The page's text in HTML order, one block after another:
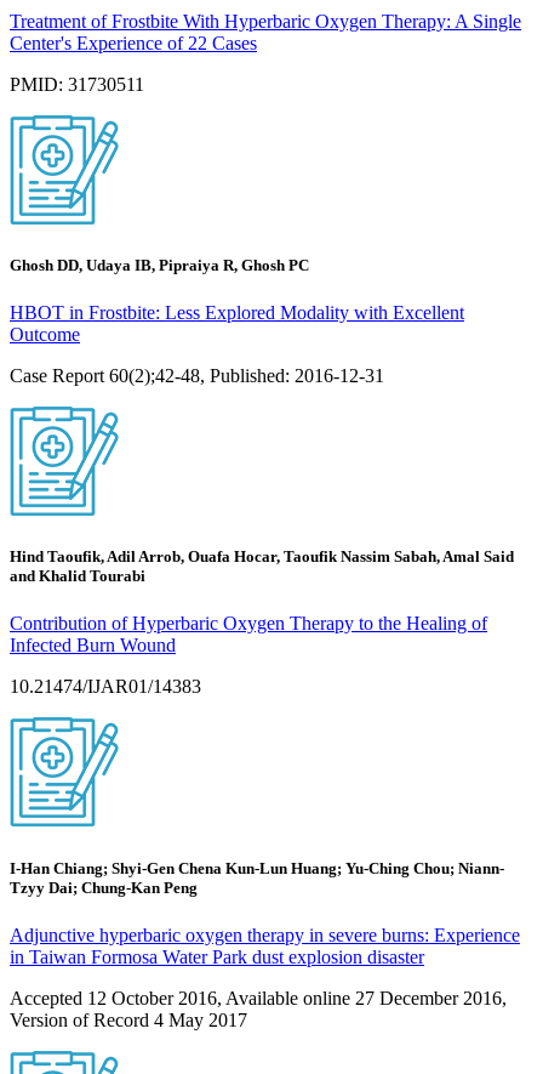
Treatment of Frostbite With Hyperbaric Oxygen Therapy: A Single
Center's Experience of 22 Cases
PMID: 31730511
Ghosh DD, Udaya IB, Pipraiya R, Ghosh PC
HBOT in Frostbite: Less Explored Modality with Excellent
Outcome
Case Report 60(2);42-48, Published: 2016-12-31
Hind Taoufik, Adil Arrob, Ouafa Hocar, Taoufik Nassim Sabah, Amal Said
and Khalid Tourabi
Contribution of Hyperbaric Oxygen Therapy to the Healing of
Infected Burn Wound
10.21474/IJAR01/14383
I-Han Chiang; Shyi-Gen Chena Kun-Lun Huang; Yu-Ching Chou; Niann-
Tzyy Dai; Chung-Kan Peng
Adjunctive hyperbaric oxygen therapy in severe burns: Experience
in Taiwan Formosa Water Park dust explosion disaster
Accepted 12 October 2016, Available online 27 December 2016,
Version of Record 4 May 2017